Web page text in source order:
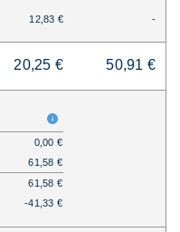
12,83 € -
20,25 € 50,91 €
0,00 €
61,58 €
61,58 €
-41,33 €